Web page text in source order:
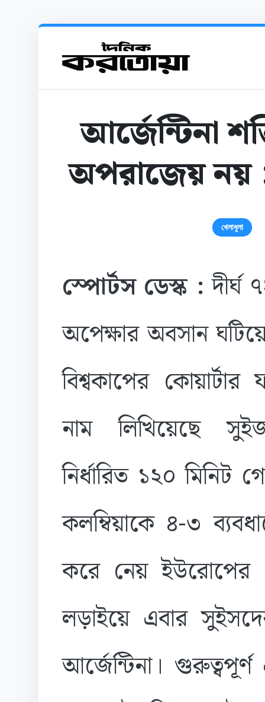
আর্জেন্টিনা
অপরাজেয় নয়
খেলাধুলা
স্পোর্টস ডেস্ক :দীর্ঘ
অপেক্ষার অবসান
বিশ্বকাপের কোয়ার্টার
নাম লিখিয়েছে
নির্ধারিত ১২০ মিনিট
কলম্বিয়াকে ৪-৩
করে নেয় ইউরোপের
লড়াইয়ে এবার
আর্জেন্টিনা।